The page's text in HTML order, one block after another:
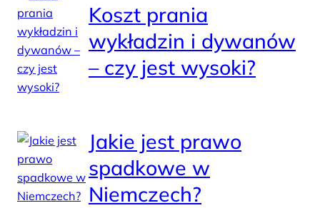
Koszt prania
wykładzin i dywanów
– czy jest wysoki?
Jakie jest prawo
spadkowe w
Niemczech?